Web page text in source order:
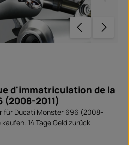
d'immatriculation de la
(2008-2011)
für Ducati Monster 696 (2008-
14 Tage Geld zurück